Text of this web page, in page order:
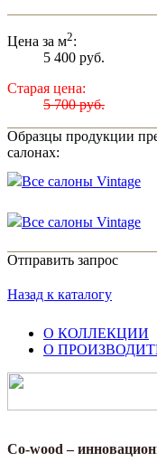
Цена за м2:
5 400 руб.
Старая цена:
5 700 руб.
Образцы продукции
салонах:
Все салоны Vintage
Все салоны Vintage
Отправить запрос
Назад к каталогу
О КОЛЛЕКЦИИ
О
Co-wood –